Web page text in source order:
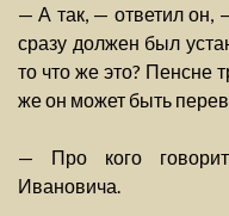
— А так, — ответил он,
сразу должен был
то что же это? Пенсне
же он может быть
— Про кого
Ивановича.